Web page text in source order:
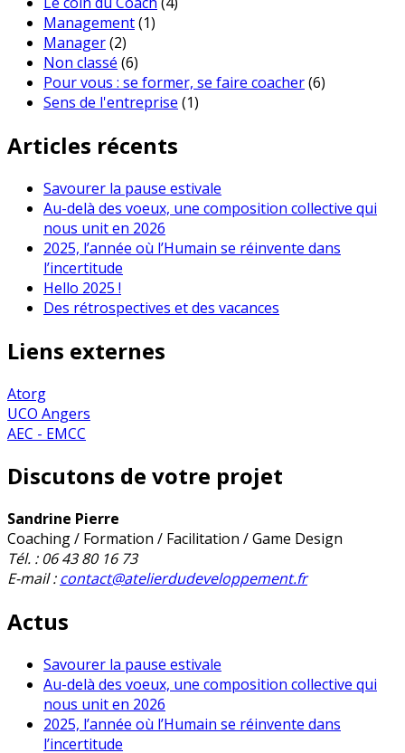
Management(1)
Manager(2)
Non classé (6)
Pour vous : se former, se faire coacher(6)
Sens de l'entreprise (1)
Articles récents
Savourer la pause estivale
Au-delà des voeux, une composition collective qui
nous unit en 2026
2025, l’année où l’Humain se réinvente dans
l’incertitude
Hello 2025 !
Des rétrospectives et des vacances
Liens externes
Atorg
UCO Angers
AEC - EMCC
Discutons de votre projet
Sandrine Pierre
Coaching / Formation / Facilitation / Game Design
Tél. : 06 43 80 16 73
E-mail :contact@atelierdudeveloppement.fr
Actus
Savourer la pause estivale
Au-delà des voeux, une composition collective qui
nous unit en 2026
2025, l’année où l’Humain se réinvente dans
l’incertitude